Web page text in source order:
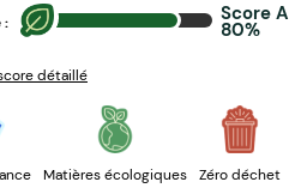
: Score A
80%
détaillé
Matières écologiques
Zéro déchet